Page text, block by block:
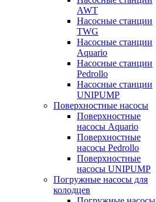
AWT
Насосные станции
TWG
Насосные станции
Aquario
Насосные станции
Pedrollo
Насосные станции
UNIPUMP
Поверхностные насосы
Поверхностные
насосы Aquario
Поверхностные
насосы Pedrollo
Поверхностные
насосы UNIPUMP
Погружные насосы для
колодцев